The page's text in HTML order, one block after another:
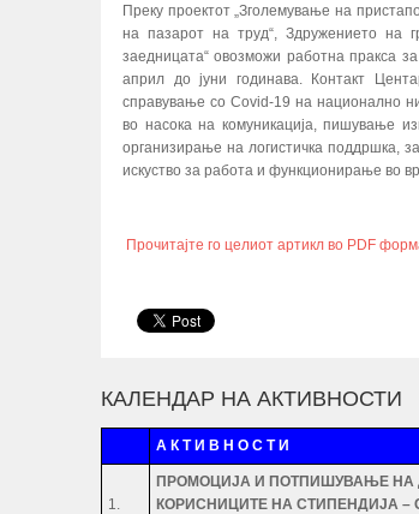
Преку проектот „Зголемување на
на пазарот на труд“, Здружението на
заедницата“ овозможи работна пракса
април до јуни годинава. Контакт
справување со Covid-19 на национално
во насока на комуникација, пишување
организирање на логистичка поддршка,
искуство за работа и функционирање во
Прочитајте го целиот артикл во PDF
КАЛЕНДАР НА АКТИВНОСТИ
А К Т И В Н О С Т И
1.
ПРОМОЦИЈА И ПОТПИШУВАЊЕ НА
КОРИСНИЦИТЕ НА СТИПЕНДИЈА –